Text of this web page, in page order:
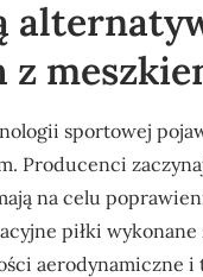
sportowej
Producenci
na celu
piłki
aerodynamiczne